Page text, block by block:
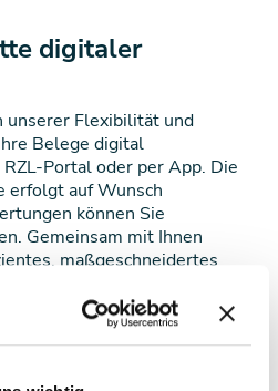
digitaler
unserer Flexibilität und
Belege digital
Portal oder per App. Die
erfolgt auf Wunsch
können Sie
Gemeinsam mit Ihnen
maßgeschneidertes
erfahren?